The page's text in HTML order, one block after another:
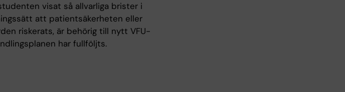
visat så allvarliga brister i
att patientsäkerheten eller
riskerats, är behörig till nytt VFU-
har fullföljts.